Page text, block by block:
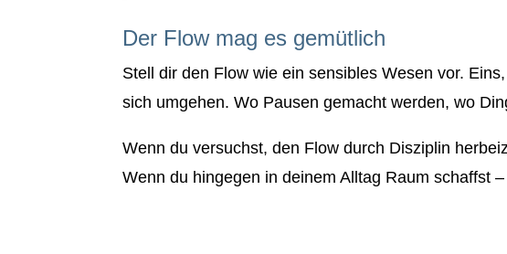
Der Flow mag es gemütlich
Stell dir den Flow wie ein sensibles Wesen vor.
sich umgehen. Wo Pausen gemacht werden, wo
Wenn du versuchst, den Flow durch Disziplin
Wenn du hingegen in deinem Alltag Raum schaffst